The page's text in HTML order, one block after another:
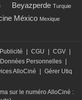
Beyazperde Turquie
México Mexique
Publicité CGU CGV
Données Personnelles
AlloCiné
Gérer Utiq
sur le numéro AlloCiné :